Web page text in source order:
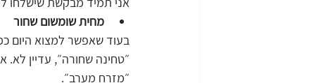
מחית שומשום שחור
בעוד שאפשר למצוא היום
״טחינה שחורה״, עדיין
״מזרח מערב״.